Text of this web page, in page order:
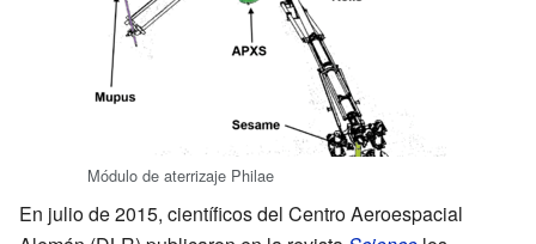
Módulo de aterrizaje Philae
En julio de 2015, científicos del Centro Aeroespacial